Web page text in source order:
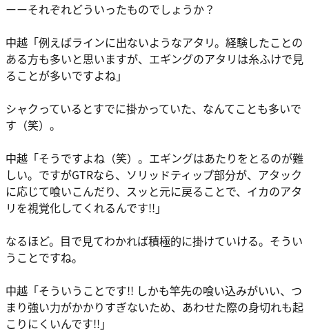
ーーそれぞれどういったものでしょうか？
中越 「例えばラインに出ないようなアタリ。経験したことの
ある方も多いと思いますが、エギングのアタリは糸ふけで見
ることが多いですよね」
シャクっているとすでに掛かっていた、なんてことも多いで
す（笑）。
中越 「そうですよね（笑）。エギングはあたりをとるのが難
しい。ですがGTRなら、 ソリッドティップ部分が、アタック
に応じて喰いこんだり、スッと元に戻ることで、イカのアタ
リを視覚化してくれるんです!!」
なるほど。目で見てわかれば積極的に掛けていける。そうい
うことですね。
中越 「そういうことです!! しかも竿先の喰い込みがいい、つ
まり強い力がかかりすぎないため、あわせた際の身切れも起
こりにくいんです!!」